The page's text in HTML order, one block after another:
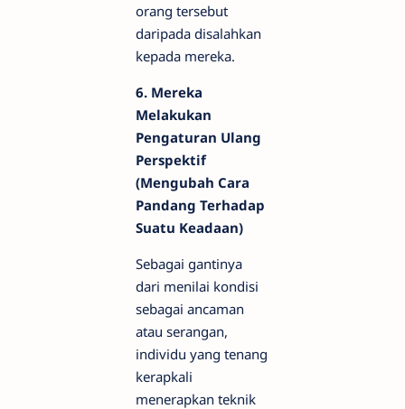
orang tersebut
daripada disalahkan
kepada mereka.
6. Mereka
Melakukan
Pengaturan Ulang
Perspektif
(Mengubah Cara
Pandang Terhadap
Suatu Keadaan)
Sebagai gantinya
dari menilai kondisi
sebagai ancaman
atau serangan,
individu yang tenang
kerapkali
menerapkan teknik